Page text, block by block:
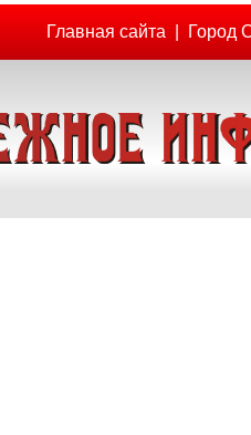
Главная сайта Город